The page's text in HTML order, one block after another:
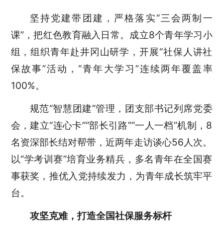
坚持党建带团建，严格落实“三会两制一
课”，把红色教育融入日常。成立8个青年学习小
组，组织青年赴井冈山研学，开展“社保人讲社
保故事”活动，“青年大学习”连续两年覆盖率
100%。
规范“智慧团建”管理，团支部书记列席党委
会，建立“连心卡”“部长引路”“一人一档”机制，8
名资深部长结对帮带，近两年走访谈心56人次。
以“学考训赛”培育业务精兵，多名青年在全国赛
事获奖，推优入党持续发力，为青年成长筑牢平
台。
攻坚克难，打造全国社保服务标杆